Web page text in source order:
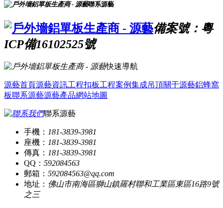
聯系源藝
備案號：粵
ICP備16102525號
快速導航
源藝首頁源藝資訊工程扣板工程案例集成吊頂關于源藝鋁蜂窩
板聯系源藝源藝產品網站地圖
聯系源藝
手機： 181-3839-3981
座機： 181-3839-3981
傳真： 181-3839-3981
QQ： 592084563
郵箱： 592084563@qq.com
地址： 佛山市南海區獅山鎮羅村聯和工業區東區16路9號
之三